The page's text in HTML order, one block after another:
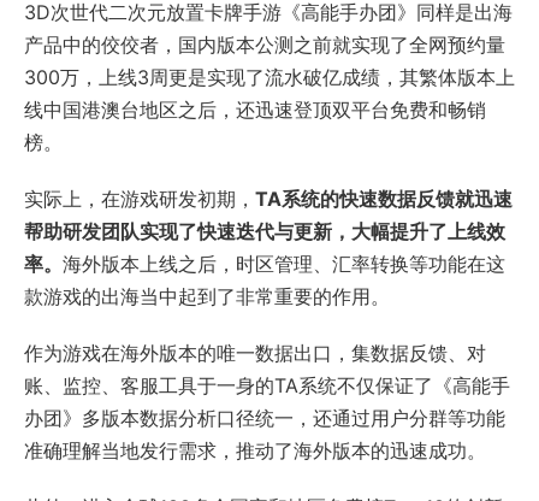
3D次世代二次元放置卡牌手游《高能手办团》同样是出海
产品中的佼佼者，国内版本公测之前就实现了全网预约量
300万，上线3周更是实现了流水破亿成绩，其繁体版本上
线中国港澳台地区之后，还迅速登顶双平台免费和畅销
榜。
实际上，在游戏研发初期， TA系统的快速数据反馈就迅速
帮助研发团队实现了快速迭代与更新，大幅提升了上线效
率。 海外版本上线之后，时区管理、汇率转换等功能在这
款游戏的出海当中起到了非常重要的作用。
作为游戏在海外版本的唯一数据出口，集数据反馈、对
账、监控、客服工具于一身的TA系统不仅保证了《高能手
办团》多版本数据分析口径统一，还通过用户分群等功能
准确理解当地发行需求，推动了海外版本的迅速成功。